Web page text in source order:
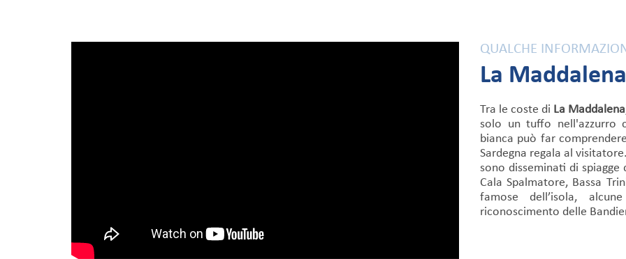
QUALCHE
La Maddalena
Tra le coste di La Maddalena
solo un tuffo nell'azzurro
bianca può far
Sardegna regala al
sono disseminati di
Cala Spalmatore, Bassa
famose dell’isola,
riconoscimento delle